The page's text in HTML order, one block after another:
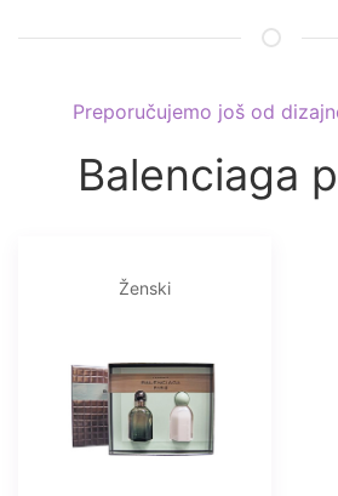
Preporučujemo još od
Balenciaga
Ženski